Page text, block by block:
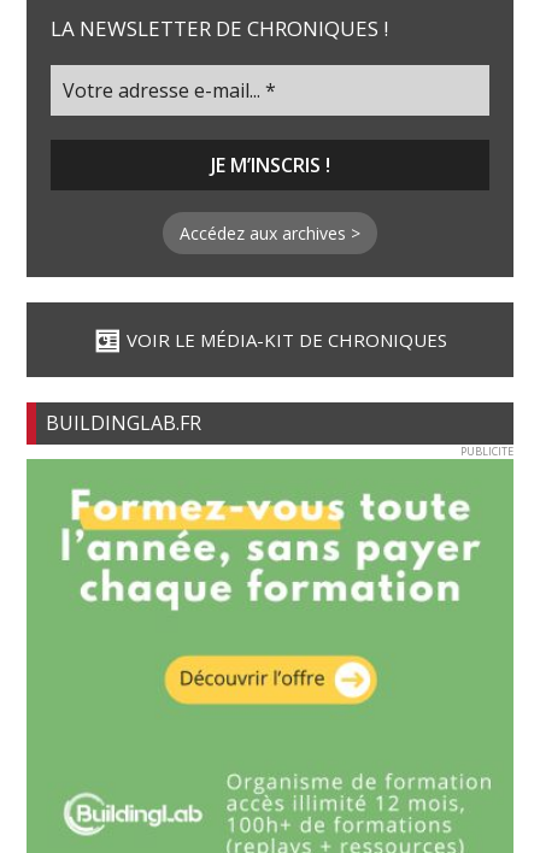
LA NEWSLETTER DE CHRONIQUES !
Accédez aux archives >
VOIR LE MÉDIA-KIT DE CHRONIQUES
BUILDINGLAB.FR
PUBLICITE